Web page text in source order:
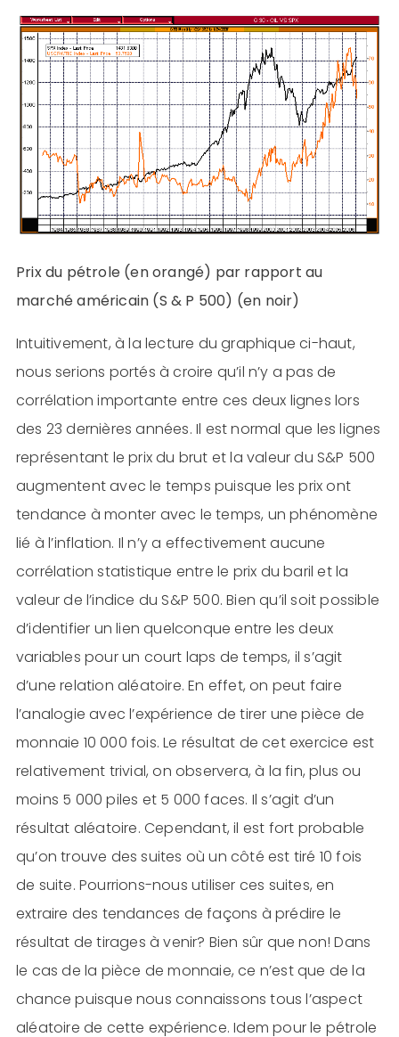
Prix du pétrole (en orangé) par rapport au
marché américain (S & P 500) (en noir)
Intuitivement, à la lecture du graphique ci-haut,
nous serions portés à croire qu’il n’y a pas de
corrélation importante entre ces deux lignes lors
des 23 dernières années. Il est normal que les lignes
représentant le prix du brut et la valeur du S&P 500
augmentent avec le temps puisque les prix ont
tendance à monter avec le temps, un phénomène
lié à l’inflation. Il n’y a effectivement aucune
corrélation statistique entre le prix du baril et la
valeur de l’indice du S&P 500. Bien qu’il soit possible
d’identifier un lien quelconque entre les deux
variables pour un court laps de temps, il s’agit
d’une relation aléatoire. En effet, on peut faire
l’analogie avec l’expérience de tirer une pièce de
monnaie 10 000 fois. Le résultat de cet exercice est
relativement trivial, on observera, à la fin, plus ou
moins 5 000 piles et 5 000 faces. Il s’agit d’un
résultat aléatoire. Cependant, il est fort probable
qu’on trouve des suites où un côté est tiré 10 fois
de suite. Pourrions-nous utiliser ces suites, en
extraire des tendances de façons à prédire le
résultat de tirages à venir? Bien sûr que non! Dans
le cas de la pièce de monnaie, ce n’est que de la
chance puisque nous connaissons tous l’aspect
aléatoire de cette expérience. Idem pour le pétrole